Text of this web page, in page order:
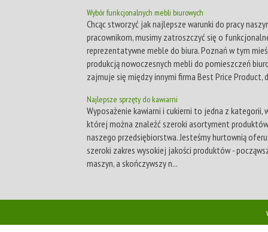
Wybór funkcjonalnych mebli biurowych
Chcąc stworzyć jak najlepsze warunki do pracy
pracownikom, musimy zatroszczyć się o
reprezentatywne meble do biura. Poznań w tym
produkcją nowoczesnych mebli do pomieszczeń
zajmuje się między innymi firma Best Price
Najlepsze sprzęty do kawiarni
Wyposażenie kawiarni i cukierni to jedna z kategorii,
której można znaleźć szeroki asortyment
naszego przedsiębiorstwa. Jesteśmy hurtownią
szeroki zakres wysokiej jakości produktów -
maszyn, a skończywszy n...